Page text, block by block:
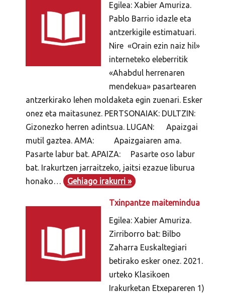
Egilea: Xabier Amuriza.
Pablo Barrio idazle eta
antzerkigile estimatuari.
Nire «Orain ezin naiz hil»
interneteko eleberritik
«Ahabdul herrenaren
mendekua» pasartearen
antzerkirako lehen moldaketa egin zuenari. Esker
onez eta maitasunez. PERTSONAIAK: DULTZIN:
Gizonezko herren adintsua. LUGAN: Apaizgai
mutil gaztea. AMA: Apaizgaiaren ama.
Pasarte labur bat. APAIZA: Pasarte oso labur
bat. Irakurtzen jarraitzeko, jaitsi ezazue liburua
honako…
Gehiago irakurri »
Txinpantze maitemindua
Egilea: Xabier Amuriza.
Zirriborro bat: Bilbo
Zaharra Euskaltegiari
betirako esker onez. 2021.
urteko Klasikoen
Irakurketan Etxepareren 1)